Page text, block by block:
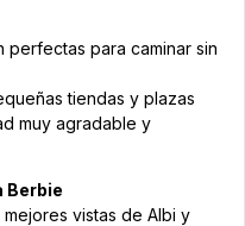
perfectas para caminar sin
tiendas y plazas
muy agradable y
Berbie
vistas de Albi y